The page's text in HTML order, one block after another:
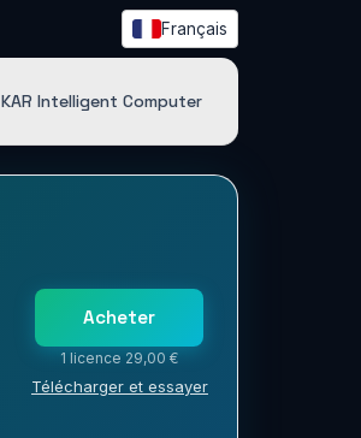
Français
KAR Intelligent Computer
Acheter
1 licence 29,00 €
Télécharger et essayer